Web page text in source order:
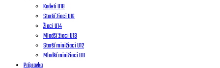
Kadeti U18
Starší žiaci U16
Žiaci U14
Mladší žiaci U13
Starší minižiaci U12
Mladší minižiaci U11
Prípravka